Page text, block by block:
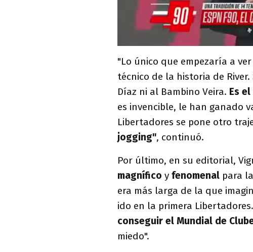
"Lo único que empezaría a
técnico de la historia de
Díaz ni al Bambino Veira. Es
es invencible, le han ganado
Libertadores se pone otro
jogging", continuó.
Por último, en su editorial,
magnífico y fenomenal para
era más larga de la que
ido en la primera
conseguir el Mundial de
miedo".